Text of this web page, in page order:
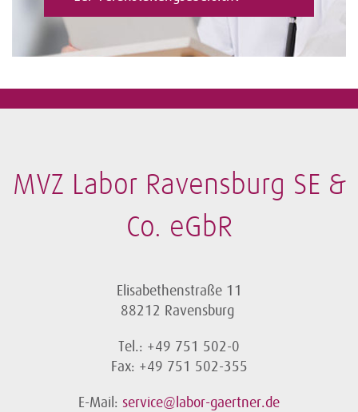
MVZ Labor Ravensburg SE &
Co. eGbR
Elisabethenstraße 11
88212 Ravensburg
Tel.: +49 751 502-0
Fax: +49 751 502-355
E-Mail: service@labor-gaertner.de